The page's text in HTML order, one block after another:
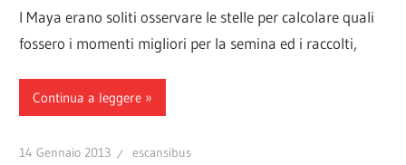
I Maya erano soliti osservare le stelle per calcolare quali
fossero i momenti migliori per la semina ed i raccolti,
Continua a leggere
14 Gennaio 2013 escansibus